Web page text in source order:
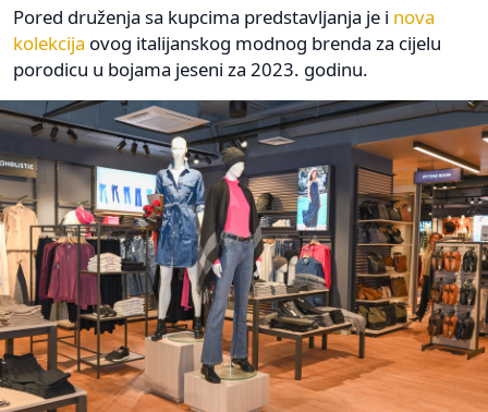
Pored druženja sa kupcima predstavljanja je i nova
kolekcija ovog italijanskog modnog brenda za cijelu
porodicu u bojama jeseni za 2023. godinu.